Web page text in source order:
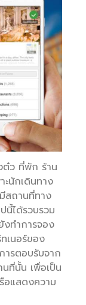
ต๋ว ที่พัก ร้าน
ะนักเดินทาง
สถานที่ทาง
นี้ได้รวบรวม
งทำการจอง
เนอร์ของ
รตอบรับจาก
นที่นั้น เพื่อเป็น
อแสดงความ